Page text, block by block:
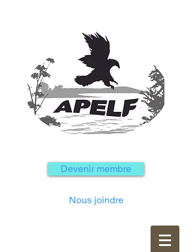
Devenir membre
Nous joindre